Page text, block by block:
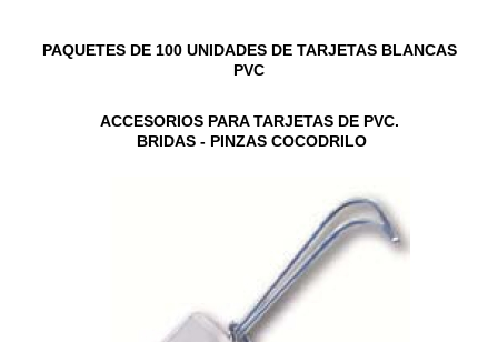
PAQUETES DE 100 UNIDADES DE TARJETAS BLANCAS
PVC
ACCESORIOS PARA TARJETAS DE PVC.
BRIDAS - PINZAS COCODRILO